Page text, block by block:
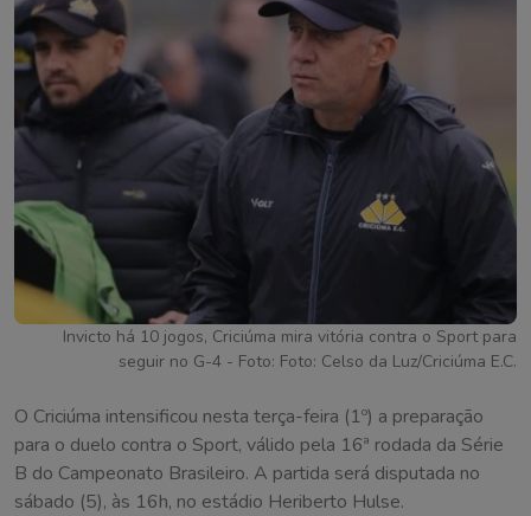
Invicto há 10 jogos, Criciúma mira vitória contra o Sport para
seguir no G-4 - Foto: Foto: Celso da Luz/Criciúma E.C.
O Criciúma intensificou nesta terça-feira (1º) a preparação
para o duelo contra o Sport, válido pela 16ª rodada da Série
B do Campeonato Brasileiro. A partida será disputada no
sábado (5), às 16h, no estádio Heriberto Hulse.